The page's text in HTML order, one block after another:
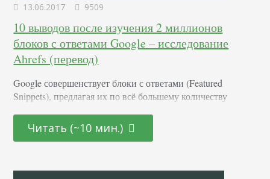
13.06.2017 9509
10 выводов после изучения 2 миллионов
блоков с ответами Google – исследование
Ahrefs (перевод)
Google совершенствует блоки с ответами (Featured
Snippets), предлагая их по всё большему количеству
возможность получать быстрые ответы на свои вопросы.
Для SEO-специалистов такие блоки создают новые
Читать (~10 мин.)